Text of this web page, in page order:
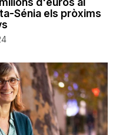
Sénia els pròxims